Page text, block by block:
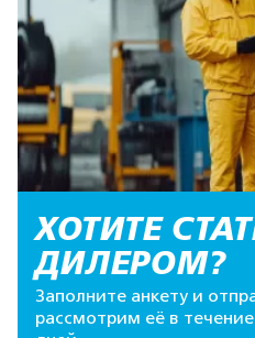
ХОТИТЕ
ДИЛЕРОМ?
Заполните анкету и
рассмотрим её в